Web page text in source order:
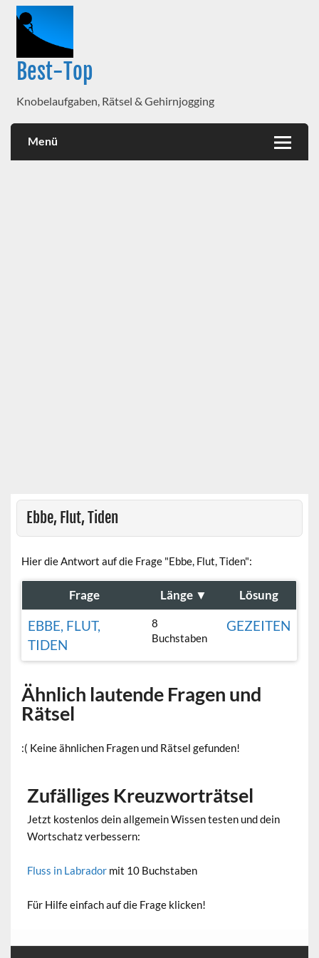
Best-Top
Knobelaufgaben, Rätsel & Gehirnjogging
Menü
Ebbe, Flut, Tiden
Hier die Antwort auf die Frage "Ebbe, Flut, Tiden":
Frage Länge ▼ Lösung
EBBE, FLUT,
TIDEN
8
Buchstaben
GEZEITEN
Ähnlich lautende Fragen und
Rätsel
:( Keine ähnlichen Fragen und Rätsel gefunden!
Zufälliges Kreuzworträtsel
Jetzt kostenlos dein allgemein Wissen testen und dein
Wortschatz verbessern:
Fluss in Labrador mit 10 Buchstaben
Für Hilfe einfach auf die Frage klicken!